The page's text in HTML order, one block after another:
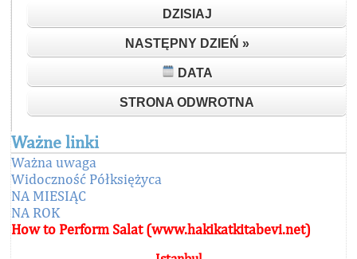
DZISIAJ
NASTĘPNY DZIEŃ »
DATA
STRONA ODWROTNA
Ważne linki
Ważna uwaga
Widoczność Półksiężyca
NA MIESIĄC
NA ROK
How to Perform Salat (www.hakikatkitabevi.net)